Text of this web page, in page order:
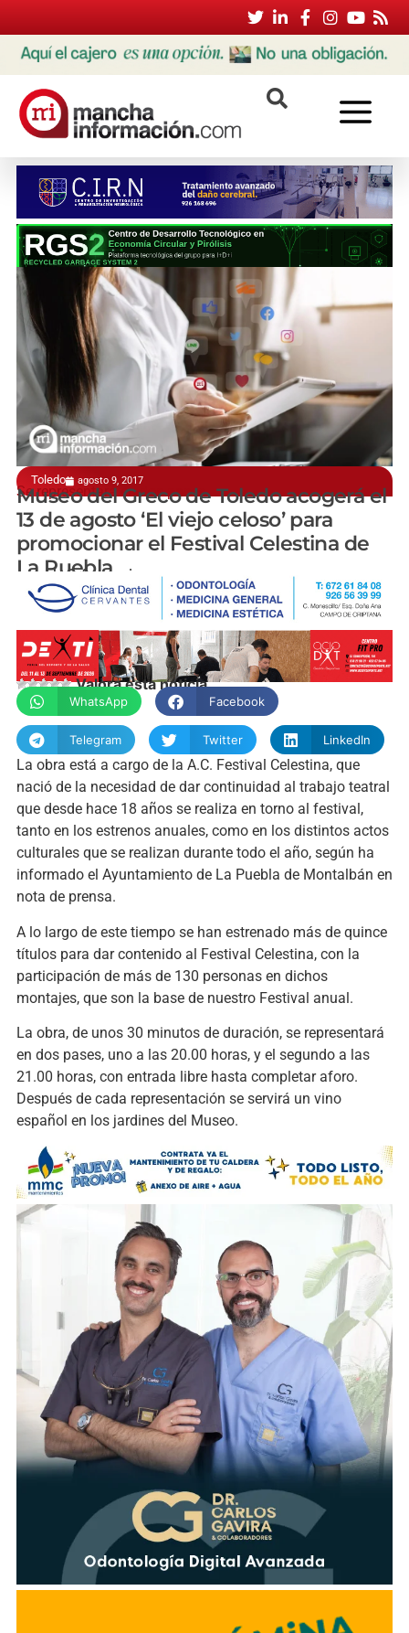
Toledo agosto 9, 2017
Se representará en dos pases
Museo del Greco de Toledo acogerá el
13 de agosto ‘El viejo celoso’ para
promocionar el Festival Celestina de
La Puebla
manchainformacion.com
Valora esta noticia
WhatsApp Facebook
Telegram Twitter LinkedIn
La obra está a cargo de la A.C. Festival Celestina, que
nació de la necesidad de dar continuidad al trabajo teatral
que desde hace 18 años se realiza en torno al festival,
tanto en los estrenos anuales, como en los distintos actos
culturales que se realizan durante todo el año, según ha
informado el Ayuntamiento de La Puebla de Montalbán en
nota de prensa.
A lo largo de este tiempo se han estrenado más de quince
títulos para dar contenido al Festival Celestina, con la
participación de más de 130 personas en dichos
montajes, que son la base de nuestro Festival anual.
La obra, de unos 30 minutos de duración, se representará
en dos pases, uno a las 20.00 horas, y el segundo a las
21.00 horas, con entrada libre hasta completar aforo.
Después de cada representación se servirá un vino
español en los jardines del Museo.